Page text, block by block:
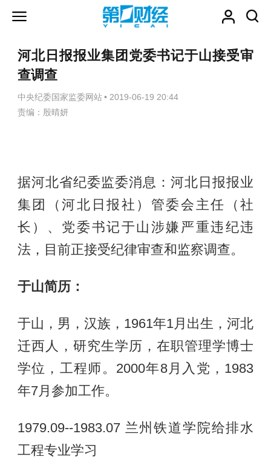
河北日报报业集团党委书记于山接受审
查调查
中央纪委国家监委网站 • 2019-06-19 20:44
责编：殷晴妍
据河北省纪委监委消息：河北日报报业
集团（河北日报社）管委会主任（社
长）、党委书记于山涉嫌严重违纪违
法，目前正接受纪律审查和监察调查。
于山简历：
于山，男，汉族，1961年1月出生，河北
迁西人，研究生学历，在职管理学博士
学位，工程师。2000年8月入党，1983
年7月参加工作。
1979.09--1983.07 兰州铁道学院给排水
工程专业学习